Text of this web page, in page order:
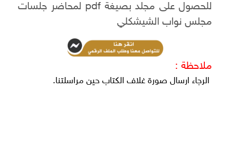
للحصول على مجلد بصيغة pdf لمحاضر جلسات
مجلس نواب الشيشكلي
ملاحظة :
الرجاء ارسال صورة غلاف الكتاب حين مراسلتنا.